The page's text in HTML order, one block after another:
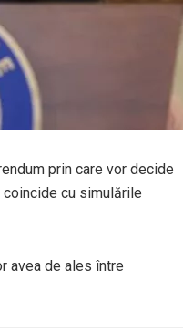
prin care vor decide
coincide cu simulările
avea de ales între